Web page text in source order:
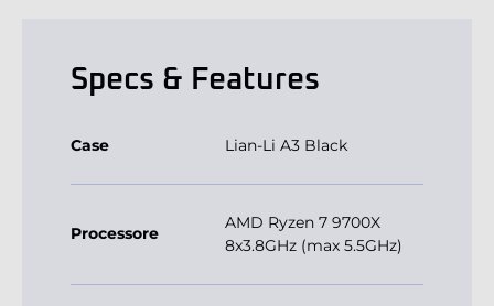
Specs & Features
Case Lian-Li A3 Black
Processore
AMD Ryzen 7 9700X
8x3.8GHz (max 5.5GHz)